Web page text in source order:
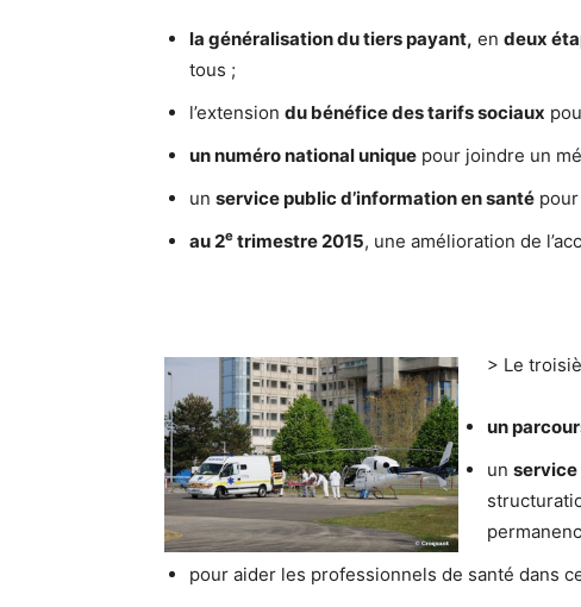
la généralisation du tiers payant, en deux
tous ;
l’extension du bénéfice des tarifs sociaux
un numéro national unique pour joindre un
un service public d’information en santé
au 2e trimestre 2015, une amélioration de
> Le
un
un service
pour aider les professionnels de santé dans